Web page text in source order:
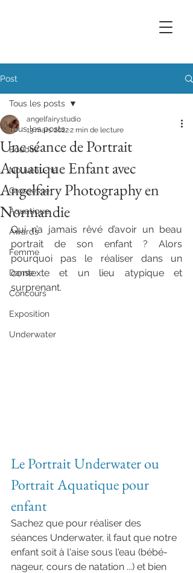
Post
Tous les posts
Boudoir
Nouveau-né
Grossesse
Aquatique
Awards
Femme
Danse
Concours
Exposition
Underwater
Tous les posts
Une séance de Portrait
Aquatique Enfant avec
Angelfairy Photography en
Normandie
angelfairystudio
13 mars 20222 min de lecture
Qui n’a jamais rêvé d’avoir un beau
portrait de son enfant ? Alors
pourquoi pas le réaliser dans un
contexte et un lieu atypique et
surprenant.
Le Portrait Underwater ou
Portrait Aquatique pour
enfant
Sachez que pour réaliser des
séances Underwater, il faut que notre
enfant soit à l'aise sous l'eau (bébé-
nageur, cours de natation ...) et bien